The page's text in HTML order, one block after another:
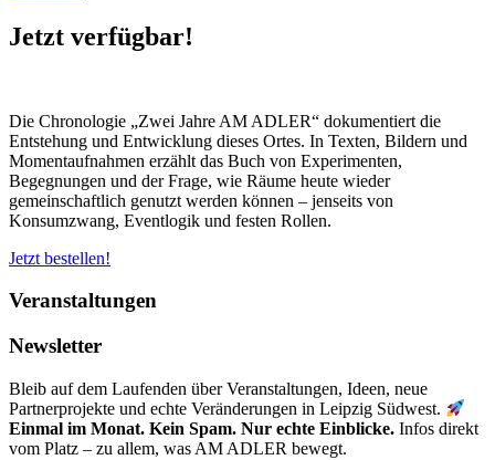
Farbenzauber:
Der
wird
eingeweiht“
Jetzt verfügbar!
Die Chronologie „Zwei Jahre AM ADLER“ dokumentiert die
Entstehung und Entwicklung dieses Ortes. In Texten, Bildern und
Momentaufnahmen erzählt das Buch von Experimenten,
Begegnungen und der Frage, wie Räume heute wieder
gemeinschaftlich genutzt werden können – jenseits von
Konsumzwang, Eventlogik und festen Rollen.
Jetzt bestellen!
Veranstaltungen
Newsletter
Bleib auf dem Laufenden über Veranstaltungen, Ideen, neue
Partnerprojekte und echte Veränderungen in Leipzig Südwest.
Einmal im Monat. Kein Spam. Nur echte Einblicke. Infos direkt
vom Platz – zu allem, was AM ADLER bewegt.